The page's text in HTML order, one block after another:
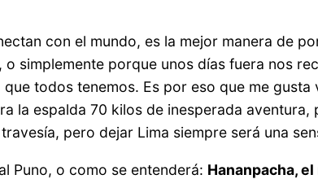
con el mundo, es la mejor manera de
simplemente porque unos días fuera nos
todos tenemos. Es por eso que me gusta
la espalda 70 kilos de inesperada aventura,
pero dejar Lima siempre será una
Puno, o como se entenderá: Hananpacha,